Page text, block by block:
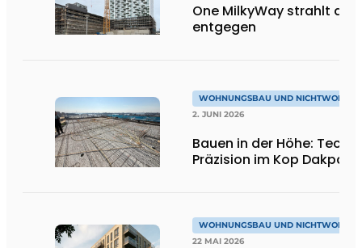
One MilkyWay strahlt dir
entgegen
WOHNUNGSBAU UND
2. JUNI 2026
Bauen in der Höhe:
Präzision im Kop Dakpark
WOHNUNGSBAU UND
22 MAI 2026